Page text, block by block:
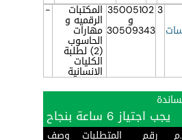
3
35005102
و
30509343
المكتبات
الرقميه و
مهارات
الحاسوب
(2) لطلبة
الكليات
الانسانية
-
يجب اجتياز 6 ساعة بنجاح
رقم المتطلبات وصف